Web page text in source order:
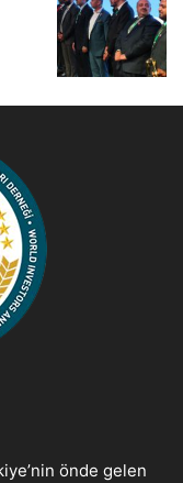
önde gelen